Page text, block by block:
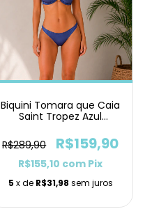
Biquini Tomara que Caia
Saint Tropez Azul
R$289,90
R$159,90
R$155,10 com Pix
5 x de R$31,98 sem juros